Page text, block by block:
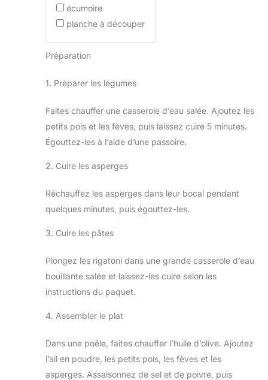
écumoire
planche à découper
Préparation
1. Préparer les légumes
Faites chauffer une casserole d’eau salée. Ajoutez les
petits pois et les fèves, puis laissez cuire 5 minutes.
Égouttez-les à l’aide d’une passoire.
2. Cuire les asperges
Réchauffez les asperges dans leur bocal pendant
quelques minutes, puis égouttez-les.
3. Cuire les pâtes
Plongez les rigatoni dans une grande casserole d’eau
bouillante salée et laissez-les cuire selon les
instructions du paquet.
4. Assembler le plat
Dans une poêle, faites chauffer l’huile d’olive. Ajoutez
l’ail en poudre, les petits pois, les fèves et les
asperges. Assaisonnez de sel et de poivre, puis